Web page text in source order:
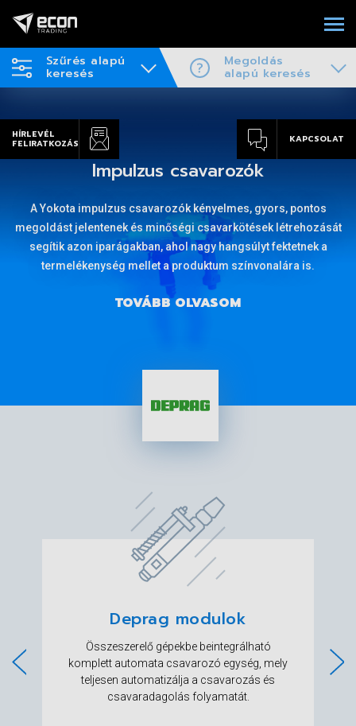
HÍRLEVÉL
FELIRATKOZÁS
KAPCSOLAT
pontos
létrehozását
a
is.
Adagolástechnika
Piacvezető Deprag és Ohtake
fellövéssel, illetve asztali pick&place
választékban minden csavartípushoz, anyához
kötőelemekhez.
TOVÁBB OLVASOM
Szűrés alapú
keresés
Megoldás
alapú keresés
Deprag modulok
Összeszerelő gépekbe beintegrálható
komplett automata csavarozó egység, mely
teljesen automatizálja a csavarozás és
csavaradagolás folyamatát.